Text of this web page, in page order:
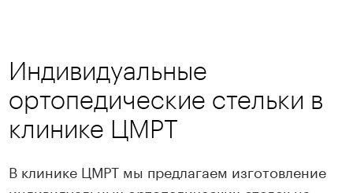
ВДНХ
Записаться
Индивидуальные
ортопедические стельки в
клинике ЦМРТ
В клинике ЦМРТ мы предлагаем изготовление